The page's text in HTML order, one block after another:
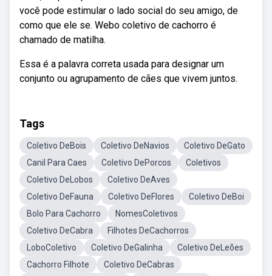
você pode estimular o lado social do seu amigo, de
como que ele se. Webo coletivo de cachorro é
chamado de matilha.
Essa é a palavra correta usada para designar um
conjunto ou agrupamento de cães que vivem juntos.
Tags
Coletivo DeBois Coletivo DeNavios
Coletivo DeGato
Canil Para Caes
Coletivo DePorcos
Coletivos
Coletivo DeLobos
Coletivo DeAves
Coletivo DeFauna
Coletivo DeFlores
Coletivo DeBoi
Bolo Para Cachorro
NomesColetivos
Coletivo DeCabra
Filhotes DeCachorros
LoboColetivo
Coletivo DeGalinha
Coletivo DeLeões
Cachorro Filhote
Coletivo DeCabras